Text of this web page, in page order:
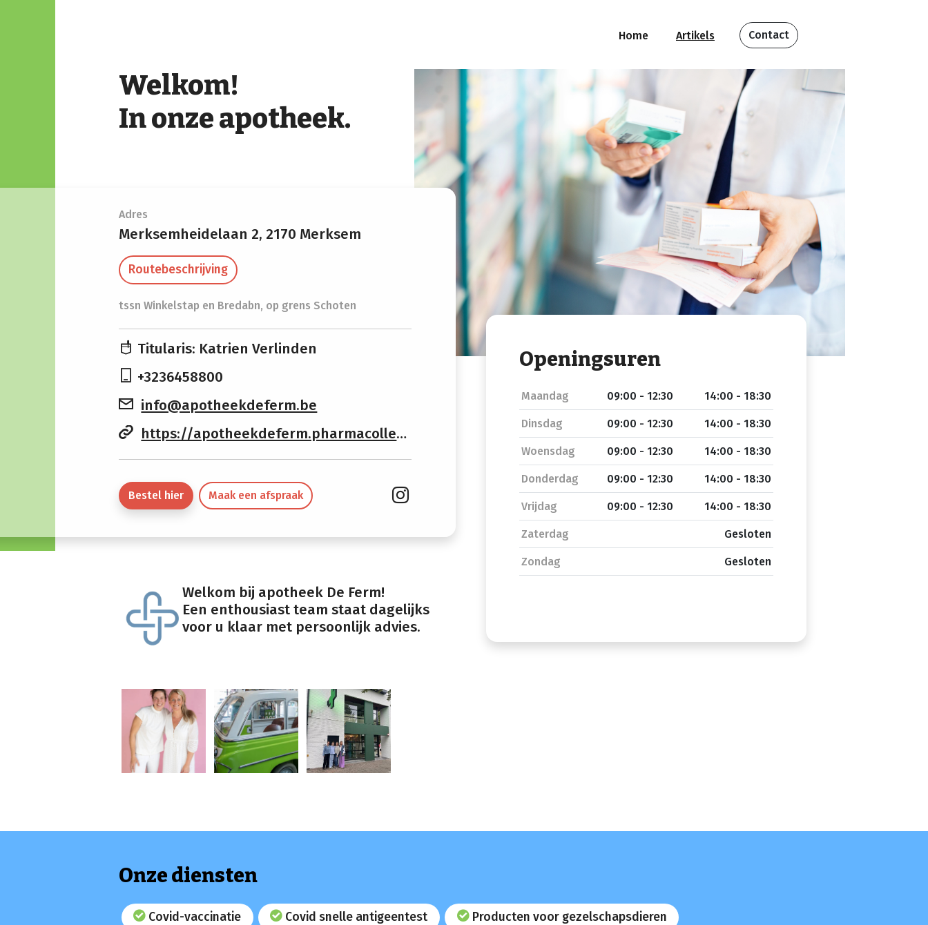
Home Artikels Contact
Welkom!
In onze apotheek.
Adres
Merksemheidelaan 2, 2170 Merksem
Routebeschrijving
tssn Winkelstap en Bredabn, op grens Schoten
Titularis: Katrien Verlinden
+3236458800
info@apotheekdeferm.be
https://apotheekdeferm.pharmacollect.be/
Bestel hier Maak een afspraak
Openingsuren
Maandag 09:00 - 12:30 14:00 - 18:30
Dinsdag 09:00 - 12:30 14:00 - 18:30
Woensdag 09:00 - 12:30 14:00 - 18:30
Donderdag 09:00 - 12:30 14:00 - 18:30
Vrijdag 09:00 - 12:30 14:00 - 18:30
Zaterdag Gesloten
Zondag Gesloten
Welkom bij apotheek De Ferm!
Een enthousiast team staat dagelijks
voor u klaar met persoonlijk advies.
Onze diensten
Covid-vaccinatie Covid snelle antigeentest Producten voor gezelschapsdieren